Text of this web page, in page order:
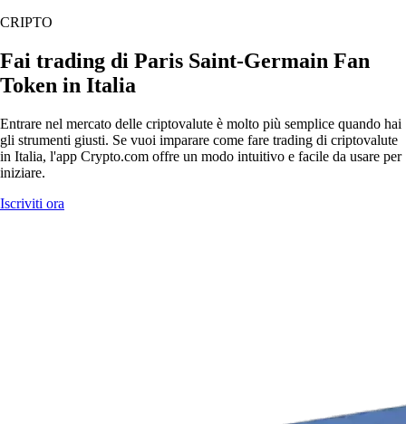
CRIPTO
Fai trading di Paris Saint-Germain Fan
Token in Italia
Entrare nel mercato delle criptovalute è molto più semplice quando hai
gli strumenti giusti. Se vuoi imparare come fare trading di criptovalute
in Italia, l'app Crypto.com offre un modo intuitivo e facile da usare per
iniziare.
Iscriviti ora